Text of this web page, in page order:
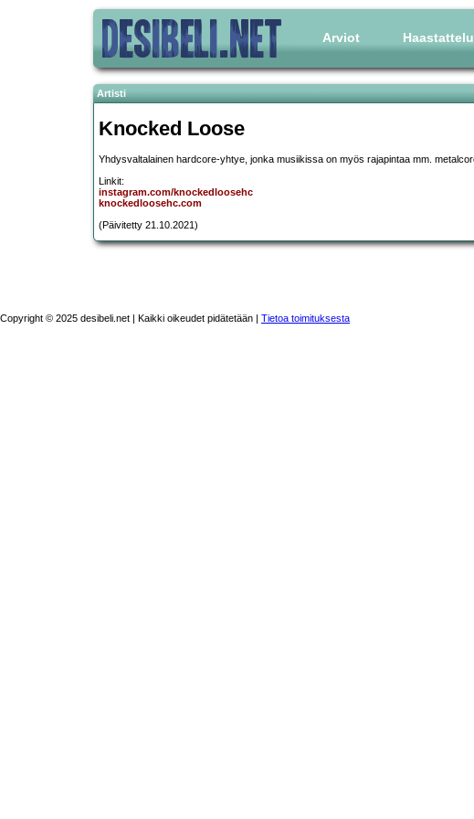
Arviot
Artisti
Knocked Loose
Yhdysvaltalainen hardcore-yhtye, jonka musiikissa on myös rajapintaa mm.
Linkit:
instagram.com/knockedloosehc
knockedloosehc.com
(Päivitetty 21.10.2021)
Copyright © 2025 desibeli.net | Kaikki oikeudet pidätetään | Tietoa toimituksesta